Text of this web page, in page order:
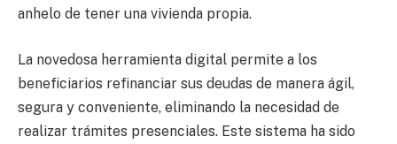
anhelo de tener una vivienda propia.
La novedosa herramienta digital permite a los
beneficiarios refinanciar sus deudas de manera ágil,
segura y conveniente, eliminando la necesidad de
realizar trámites presenciales. Este sistema ha sido